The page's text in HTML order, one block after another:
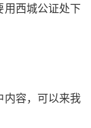
用西城公证处下
内容，可以来我